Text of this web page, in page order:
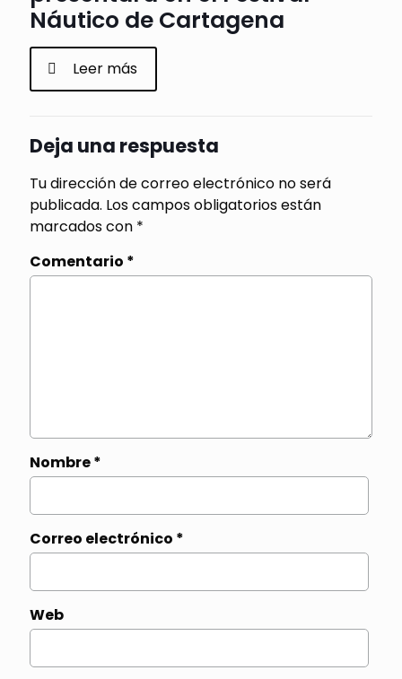
Náutico de Cartagena
Leer más
Deja una respuesta
Tu dirección de correo electrónico no será
publicada. Los campos obligatorios están
marcados con *
Comentario *
Nombre*
Correo electrónico *
Web